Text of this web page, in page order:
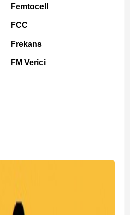
Femtocell
FCC
Frekans
FM Verici